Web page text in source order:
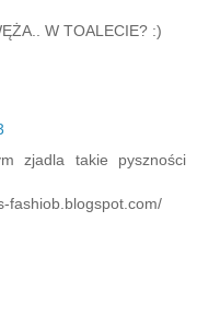
W TOALECIE? :)
zjadla takie pyszności
fashiob.blogspot.com/